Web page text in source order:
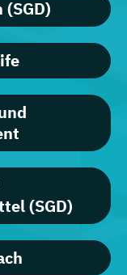
(SGD)